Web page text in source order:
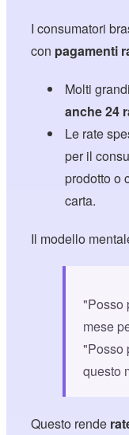
I consumatori
con pagamenti
Molti
anche 24
Le rate
per il
prodotto o
carta.
Il modello
"Posso
mese
"Posso
questo
Questo rende